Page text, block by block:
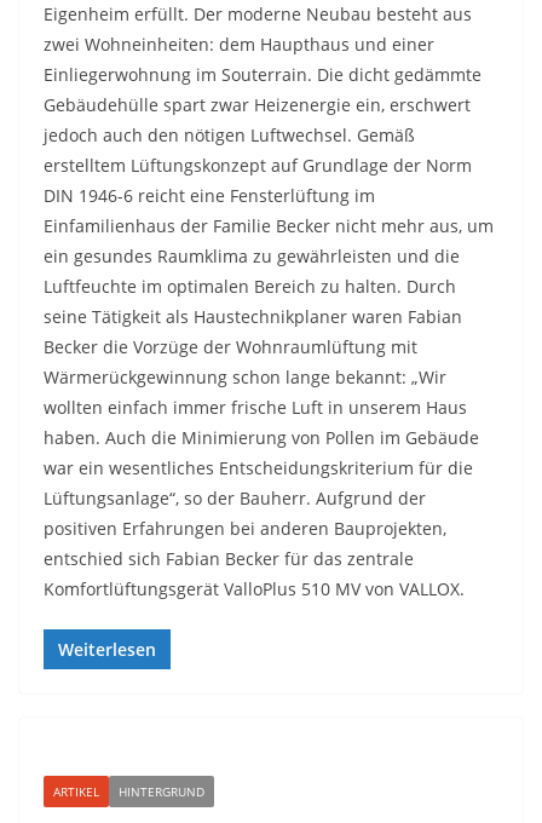
Eigenheim erfüllt. Der moderne Neubau besteht aus
zwei Wohneinheiten: dem Haupthaus und einer
Einliegerwohnung im Souterrain. Die dicht gedämmte
Gebäudehülle spart zwar Heizenergie ein, erschwert
jedoch auch den nötigen Luftwechsel. Gemäß
erstelltem Lüftungskonzept auf Grundlage der Norm
DIN 1946-6 reicht eine Fensterlüftung im
Einfamilienhaus der Familie Becker nicht mehr aus, um
ein gesundes Raumklima zu gewährleisten und die
Luftfeuchte im optimalen Bereich zu halten. Durch
seine Tätigkeit als Haustechnikplaner waren Fabian
Becker die Vorzüge der Wohnraumlüftung mit
Wärmerückgewinnung schon lange bekannt: „Wir
wollten einfach immer frische Luft in unserem Haus
haben. Auch die Minimierung von Pollen im Gebäude
war ein wesentliches Entscheidungskriterium für die
Lüftungsanlage“, so der Bauherr. Aufgrund der
positiven Erfahrungen bei anderen Bauprojekten,
entschied sich Fabian Becker für das zentrale
Komfortlüftungsgerät ValloPlus 510 MV von VALLOX.
Weiterlesen
ARTIKEL HINTERGRUND